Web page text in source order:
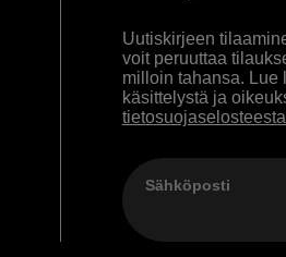
Uutiskirjeen
voit peruuttaa
milloin tahansa. Lue
käsittelystä ja
Sähköposti